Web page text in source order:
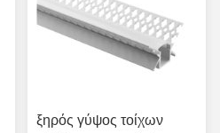
ξηρός γύψος τοίχων